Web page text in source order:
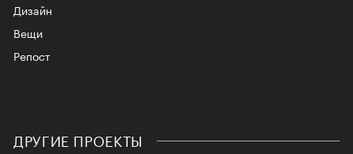
Дизайн
Вещи
Репост
ДРУГИЕ ПРОЕКТЫ